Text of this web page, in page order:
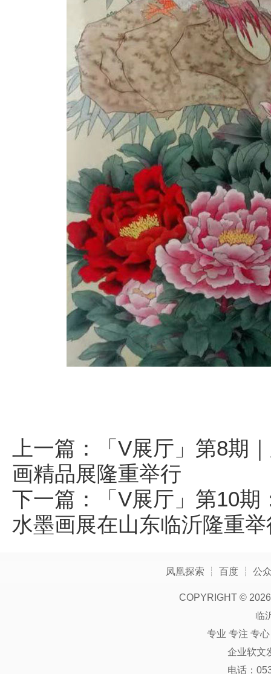
上一篇：
「V展厅」第8期
画精品展隆重举行
下一篇：
「V展厅」第10
水墨画展在山东临沂隆重举
凤凰探索 ┊ 百度 ┊ 公
COPYRIGHT ©
临
专业 专注 专
企业软文
电话：